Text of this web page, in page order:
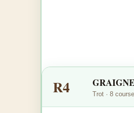
R4 Trot · 8